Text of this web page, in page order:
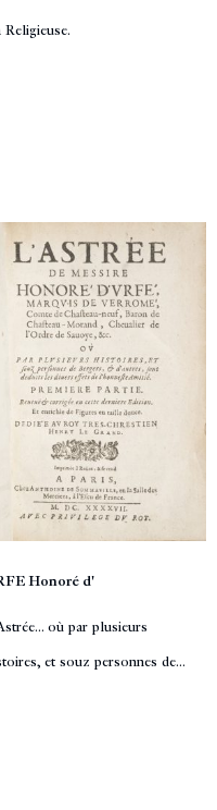
Religieuse.
Honoré d'
où par plusieurs
et souz personnes de...